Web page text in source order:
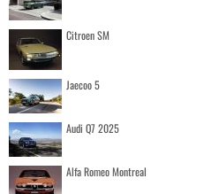
Citroen SM
Jaecoo 5
Audi Q7 2025
Alfa Romeo Montreal